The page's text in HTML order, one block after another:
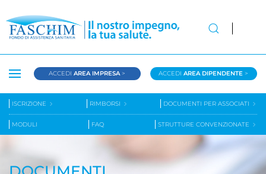
ACCEDIAREA IMPRESA > ACCEDIAREA DIPENDENTE >
ISCRIZIONE RIMBORSI DOCUMENTI PER ASSOCIATI
MODULI FAQ STRUTTURE CONVENZIONATE